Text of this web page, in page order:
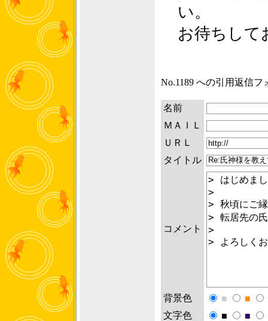
い。
お待ちして
No.1189 への引用返信フ
名前
ＭＡＩＬ
ＵＲＬ
タイトル
コメント
背景色 ■ ■
文字色
■ ■